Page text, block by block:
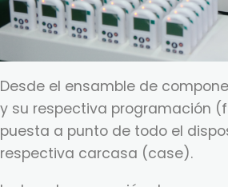
Desde el ensamble de
y su respectiva programación
puesta a punto de todo el
respectiva carcasa (case).